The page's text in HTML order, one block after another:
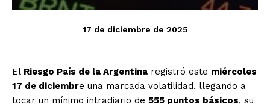
17 de diciembre de 2025
El Riesgo País de la Argentina registró este miércoles
17 de diciembre una marcada volatilidad, llegando a
tocar un mínimo intradiario de 555 puntos básicos, su